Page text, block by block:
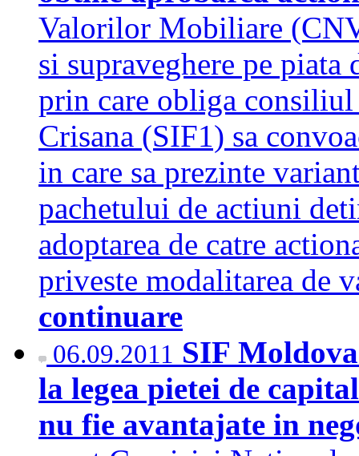
Valorilor Mobiliare
si supraveghere pe piata
prin care obliga
Crisana (SIF1) sa
in care sa prezinte
pachetului de actiuni
adoptarea de catre
priveste modalitarea de
continuare
06.09.2011 SIF
la legea pietei de
nu fie avantajate in